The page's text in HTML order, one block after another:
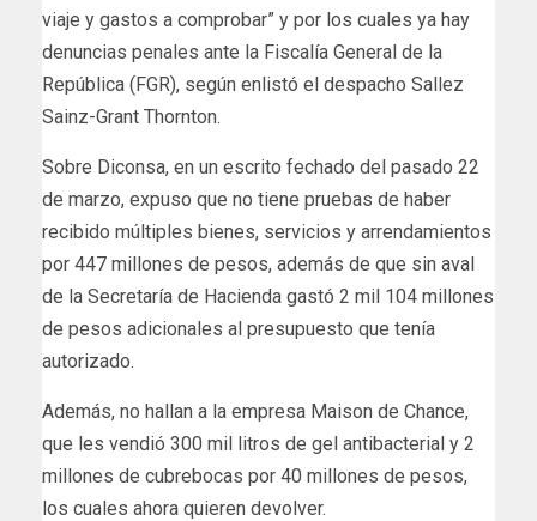
viaje y gastos a comprobar” y por los cuales ya hay
denuncias penales ante la Fiscalía General de la
República (FGR), según enlistó el despacho Sallez
Sainz-Grant Thornton.
Sobre Diconsa, en un escrito fechado del pasado 22
de marzo, expuso que no tiene pruebas de haber
recibido múltiples bienes, servicios y arrendamientos
por 447 millones de pesos, además de que sin aval
de la Secretaría de Hacienda gastó 2 mil 104 millones
de pesos adicionales al presupuesto que tenía
autorizado.
Además, no hallan a la empresa Maison de Chance,
que les vendió 300 mil litros de gel antibacterial y 2
millones de cubrebocas por 40 millones de pesos,
los cuales ahora quieren devolver.